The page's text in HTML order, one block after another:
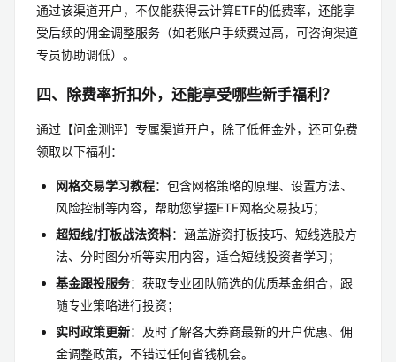
通过该渠道开户，不仅能获得云计算ETF的低费率，还能享
受后续的佣金调整服务（如老账户手续费过高，可咨询渠道
专员协助调低）。
四、除费率折扣外，还能享受哪些新手福利？
通过【问金测评】专属渠道开户，除了低佣金外，还可免费
领取以下福利：
网格交易学习教程：包含网格策略的原理、设置方法、
风险控制等内容，帮助您掌握ETF网格交易技巧；
超短线/打板战法资料：涵盖游资打板技巧、短线选股方
法、分时图分析等实用内容，适合短线投资者学习；
基金跟投服务：获取专业团队筛选的优质基金组合，跟
随专业策略进行投资；
实时政策更新：及时了解各大券商最新的开户优惠、佣
金调整政策，不错过任何省钱机会。